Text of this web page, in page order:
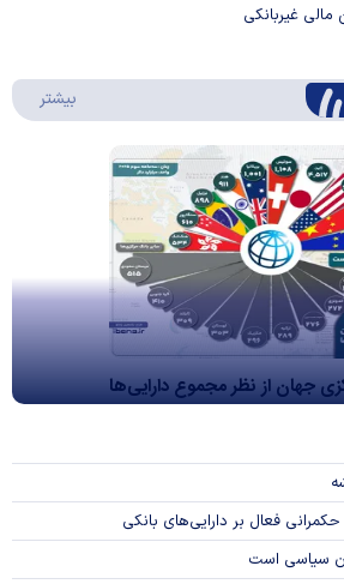
مالی غیربانکی
بیشتر
جهان از نظر مجموع دارایی‌ها
فعال بر دارایی‌های بانکی
سیاسی است